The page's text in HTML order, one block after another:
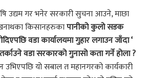
उद्यम गर भनेर सरकारी सुचना आउने, माछा
किसानहरुकापानीको कुलो सडक
वडा कार्यालयमा गुहार लगाउन जाँदा ‘
वडा सरकारको गुनासो कता गर्ने होला ?
उभिएपछि यो सबाल त महानगरको कार्यकारी